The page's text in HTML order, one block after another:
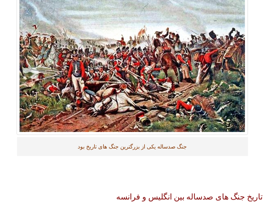
جنگ صدساله یکی از بزرگترین جنگ های تاریخ بود
تاریخ جنگ های صدساله بین انگلیس و فرانسه